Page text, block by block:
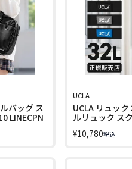
バッグ ス
LINECPN
UCLA
UCLA リュッ
ルリュック ス
¥10,780税込